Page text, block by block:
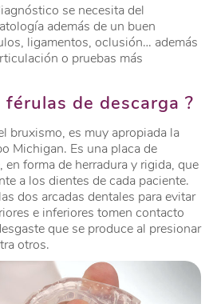
se necesita del
además de un buen
ligamentos, oclusión… además
o pruebas más
férulas de descarga ?
bruxismo, es muy apropiada la
Michigan. Es una placa de
forma de herradura y rigida, que
a los dientes de cada paciente.
dos arcadas dentales para evitar
e inferiores tomen contacto
que se produce al presionar
otros.